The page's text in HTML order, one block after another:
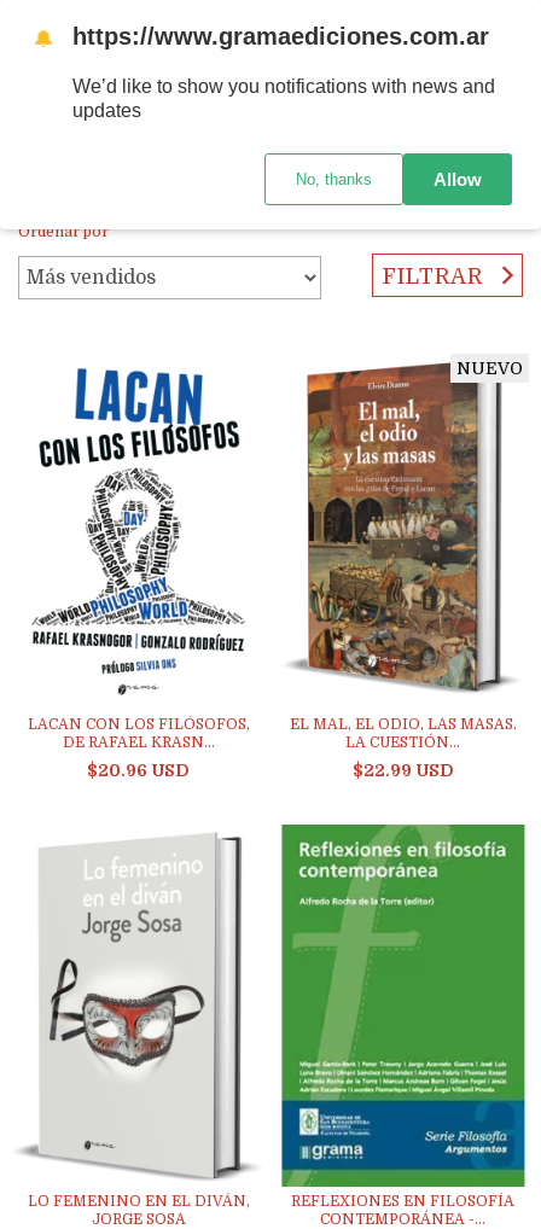
Ordenar por
FILTRAR
LACAN CON LOS FILÓSOFOS,
DE RAFAEL KRASN...
$20.96 USD
NUEVO
EL MAL, EL ODIO, LAS MASAS.
LA CUESTIÓN...
$22.99 USD
LO FEMENINO EN EL DIVÁN,
JORGE SOSA
REFLEXIONES EN FILOSOFÍA
CONTEMPORÁNEA -...
🔔 https://www.gramaediciones.com.ar
We’d like to show you notifications with news and
updates
No, thanks Allow